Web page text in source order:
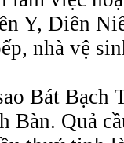
Y, Diên
nhà vệ
Bát Bạch
Bàn. Quả